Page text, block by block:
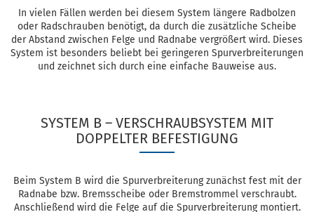
In vielen Fällen werden bei diesem System längere Radbolzen
oder Radschrauben benötigt, da durch die zusätzliche Scheibe
der Abstand zwischen Felge und Radnabe vergrößert wird. Dieses
System ist besonders beliebt bei geringeren Spurverbreiterungen
und zeichnet sich durch eine einfache Bauweise aus.
SYSTEM B – VERSCHRAUBSYSTEM MIT
DOPPELTER BEFESTIGUNG
Beim System B wird die Spurverbreiterung zunächst fest mit der
Radnabe bzw. Bremsscheibe oder Bremstrommel verschraubt.
Anschließend wird die Felge auf die Spurverbreiterung montiert.